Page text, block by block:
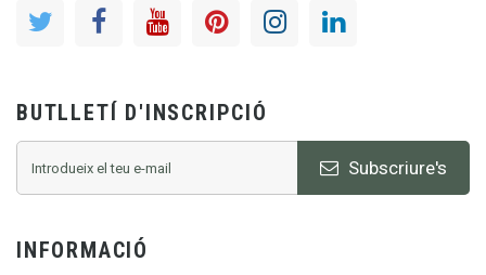
BUTLLETÍ D'INSCRIPCIÓ
Subscriure's
INFORMACIÓ